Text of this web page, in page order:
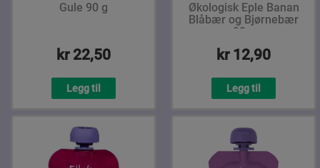
Gule 90 g
kr 22,50
Legg til
Økologisk Eple Banan
Blåbær og Bjørnebær
90 g
kr 12,90
Legg til